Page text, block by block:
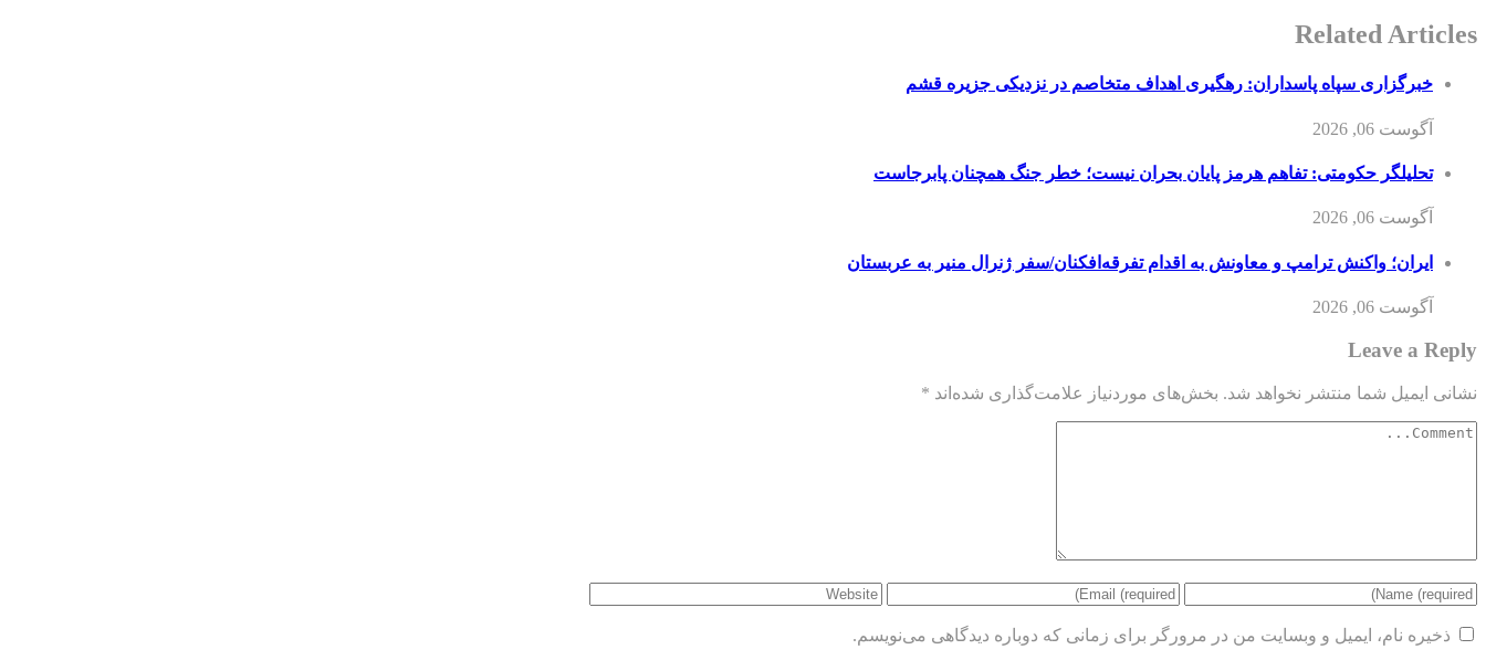
Related Articles
خبرگزاری سپاه پاسداران: رهگیری اهداف متخاصم در نزدیکی جزیره قشم
آگوست 06, 2026
تحلیلگر حکومتی: تفاهم هرمز پایان بحران نیست؛ خطر جنگ همچنان پابرجاست
آگوست 06, 2026
ایران؛ واکنش ترامپ و معاونش به اقدام تفرقه‌افکنان/سفر ژنرال منیر به عربستان
آگوست 06, 2026
Leave a Reply
نشانی ایمیل شما منتشر نخواهد شد. بخش‌های موردنیاز علامت‌گذاری شده‌اند *
ذخیره نام، ایمیل و وبسایت من در مرورگر برای زمانی که دوباره دیدگاهی می‌نویسم.